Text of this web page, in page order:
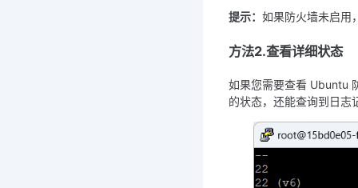
提示： 如果防火墙未启用
方法2.查看详细状态
如果您需要查看 Ubuntu
的状态，还能查询到日志